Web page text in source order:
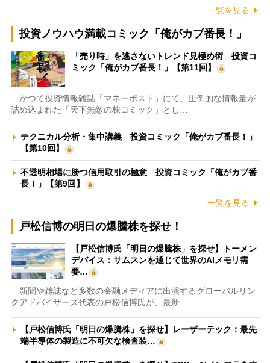
一覧を見る
投資ノウハウ満載コミック「俺がカブ番長！」
「売り時」を逃さないトレンド見極め術 投資コ
ミック「俺がカブ番長！」【第11回】
かつて投資情報雑誌「マネーポスト」にて、圧倒的な情報量が
詰め込まれた「天下無敵の株コミック」とし…
テクニカル分析・集中講義 投資コミック「俺がカブ番長！」
【第10回】
不透明相場に勝つ信用取引の極意 投資コミック「俺がカブ番
長！」【第9回】
一覧を見る
戸松信博の明日の爆騰株を探せ！
【戸松信博氏「明日の爆騰株」を探せ】トーメン
デバイス：サムスンを通じて世界のAIメモリ需
要…
新聞や雑誌など多数の金融メディアに出演するグローバルリン
クアドバイザーズ代表の戸松信博氏が、最新…
【戸松信博氏「明日の爆騰株」を探せ】レーザーテック：最先
端半導体の製造に不可欠な検査装…